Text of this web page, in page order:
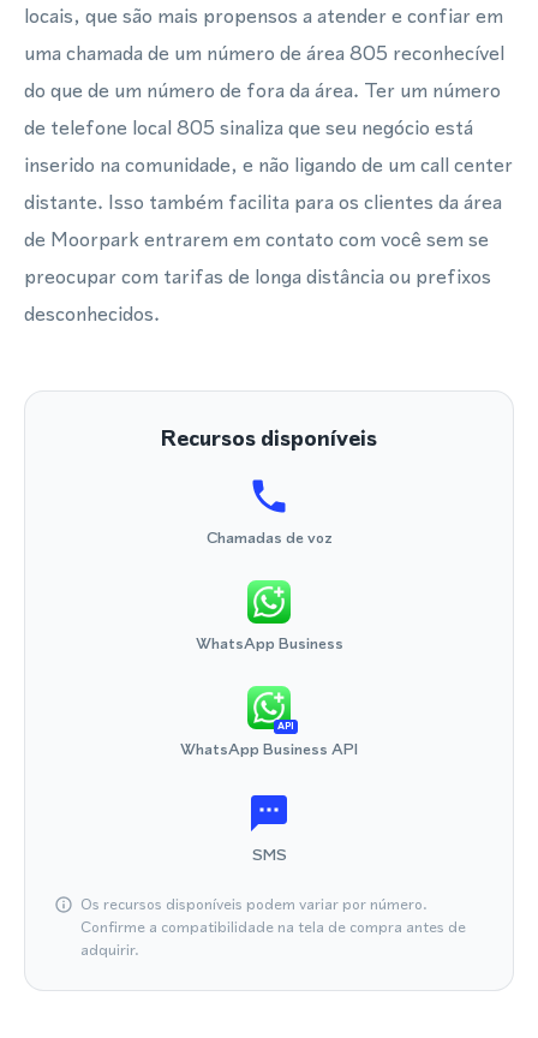
locais, que são mais propensos a atender e confiar em
uma chamada de um número de área 805 reconhecível
do que de um número de fora da área. Ter um número
de telefone local 805 sinaliza que seu negócio está
inserido na comunidade, e não ligando de um call center
distante. Isso também facilita para os clientes da área
de Moorpark entrarem em contato com você sem se
preocupar com tarifas de longa distância ou prefixos
desconhecidos.
Recursos disponíveis
Chamadas de voz
WhatsApp Business
API
WhatsApp Business API
SMS
Os recursos disponíveis podem variar por número.
Confirme a compatibilidade na tela de compra antes de
adquirir.